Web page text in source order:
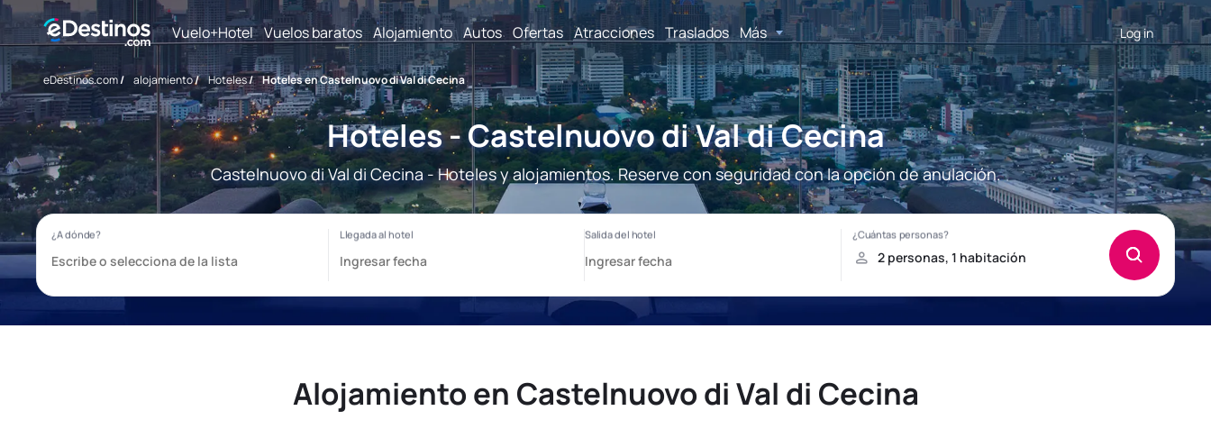
Vuelo+Hotel Vuelos baratos Alojamiento Autos Ofertas Atracciones Traslados Más Log in
eDestinos.com/ alojamiento/ Hoteles/ Hoteles en Castelnuovo di Val di Cecina
Hoteles - Castelnuovo di Val di Cecina
Castelnuovo di Val di Cecina - Hoteles y alojamientos. Reserve con seguridad con la opción de anulación.
Alojamiento en Castelnuovo di Val di Cecina